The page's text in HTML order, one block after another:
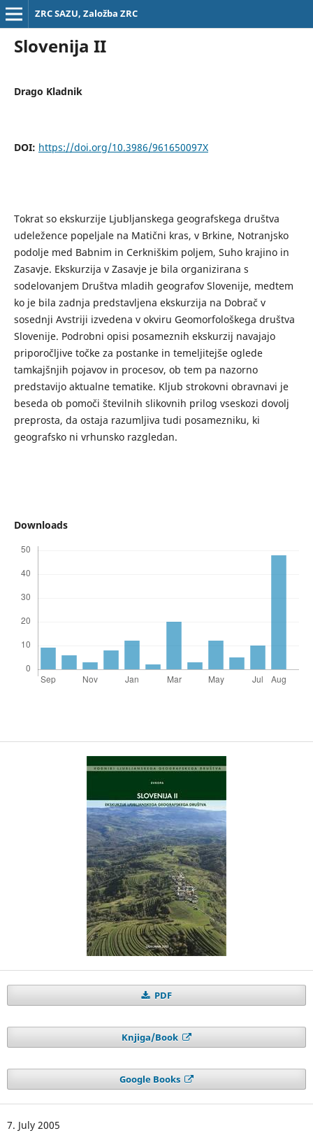
ZRC SAZU, Založba ZRC
Slovenija II
Drago Kladnik
DOI: https://doi.org/10.3986/961650097X
Tokrat so ekskurzije Ljubljanskega geografskega društva
udeležence popeljale na Matični kras, v Brkine, Notranjsko
podolje med Babnim in Cerkniškim poljem, Suho krajino in
Zasavje. Ekskurzija v Zasavje je bila organizirana s
sodelovanjem Društva mladih geografov Slovenije, medtem
ko je bila zadnja predstavljena ekskurzija na Dobrač v
sosednji Avstriji izvedena v okviru Geomorfološkega društva
Slovenije. Podrobni opisi posameznih ekskurzij navajajo
priporočljive točke za postanke in temeljitejše oglede
tamkajšnjih pojavov in procesov, ob tem pa nazorno
predstavijo aktualne tematike. Kljub strokovni obravnavi je
beseda ob pomoči številnih slikovnih prilog vseskozi dovolj
preprosta, da ostaja razumljiva tudi posamezniku, ki
geografsko ni vrhunsko razgledan.
Downloads
PDF
Knjiga/Book
Google Books
7. July 2005